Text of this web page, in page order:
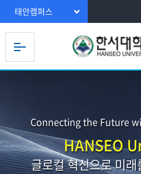
태안캠퍼스
Connecting the Future
HANSEO
글로컬 혁신으로 미